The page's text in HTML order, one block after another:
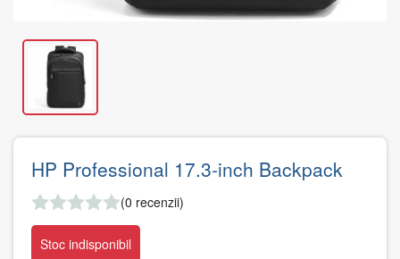
HP Professional 17.3-inch Backpack
(0 recenzii)
Stoc indisponibil